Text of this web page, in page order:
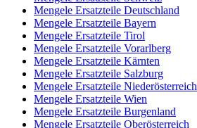
Mengele Ersatzteile Deutschland
Mengele Ersatzteile Bayern
Mengele Ersatzteile Tirol
Mengele Ersatzteile Vorarlberg
Mengele Ersatzteile Kärnten
Mengele Ersatzteile Salzburg
Mengele Ersatzteile Niederösterreich
Mengele Ersatzteile Wien
Mengele Ersatzteile Burgenland
Mengele Ersatzteile Oberösterreich